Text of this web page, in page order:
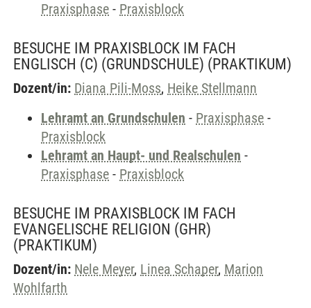
Praxisphase - Praxisblock
BESUCHE IM PRAXISBLOCK IM FACH
ENGLISCH (C) (GRUNDSCHULE) (PRAKTIKUM)
Dozent/in: Diana Pili-Moss, Heike Stellmann
Lehramt an Grundschulen - Praxisphase -
Praxisblock
Lehramt an Haupt- und Realschulen -
Praxisphase - Praxisblock
BESUCHE IM PRAXISBLOCK IM FACH
EVANGELISCHE RELIGION (GHR)
(PRAKTIKUM)
Dozent/in: Nele Meyer, Linea Schaper, Marion
Wohlfarth